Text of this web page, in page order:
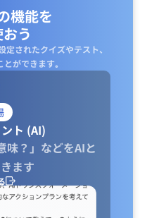
機能を
う
されたクイズやテスト、
とができます｡
ト (AI)
味？」などをAIと
ます